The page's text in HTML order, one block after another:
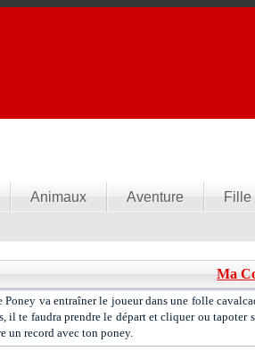
Animaux Aventure Fille
Ma
Poney va entraîner le joueur dans une folle
il te faudra prendre le départ et cliquer ou tapoter
un record avec ton poney.